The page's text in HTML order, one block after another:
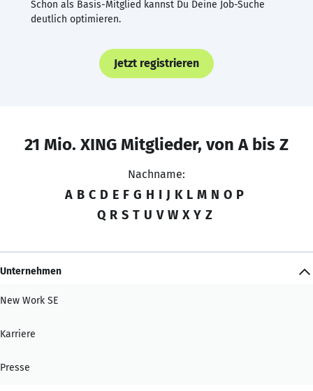
Schon als Basis-Mitglied kannst Du Deine Job-Suche
deutlich optimieren.
Jetzt registrieren
21 Mio. XING Mitglieder, von A bis Z
Nachname:
A B C D E F G H I J K L M N O P
Q R S T U V W X Y Z
Unternehmen
New Work SE
Karriere
Presse